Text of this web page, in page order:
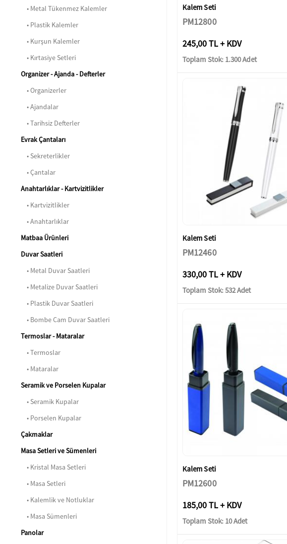
• Metal Tükenmez Kalemler
• Plastik Kalemler
• Kurşun Kalemler
• Kırtasiye Setleri
Organizer - Ajanda - Defterler
• Organizerler
• Ajandalar
• Tarihsiz Defterler
Evrak Çantaları
• Sekreterlikler
• Çantalar
Anahtarlıklar - Kartvizitlikler
• Kartvizitlikler
• Anahtarlıklar
Matbaa Ürünleri
Duvar Saatleri
• Metal Duvar Saatleri
• Metalize Duvar Saatleri
• Plastik Duvar Saatleri
• Bombe Cam Duvar Saatleri
Termoslar - Mataralar
• Termoslar
• Mataralar
Seramik ve Porselen Kupalar
• Seramik Kupalar
• Porselen Kupalar
Çakmaklar
Masa Setleri ve Sümenleri
• Kristal Masa Setleri
• Masa Setleri
• Kalemlik ve Notluklar
• Masa Sümenleri
Panolar
Kalem Seti
PM12800
245,00 TL + KDV
Toplam Stok: 1.300 Adet
Kalem Seti
PM12460
330,00 TL + KDV
Toplam Stok: 532 Adet
Kalem Seti
PM12600
185,00 TL + KDV
Toplam Stok: 10 Adet